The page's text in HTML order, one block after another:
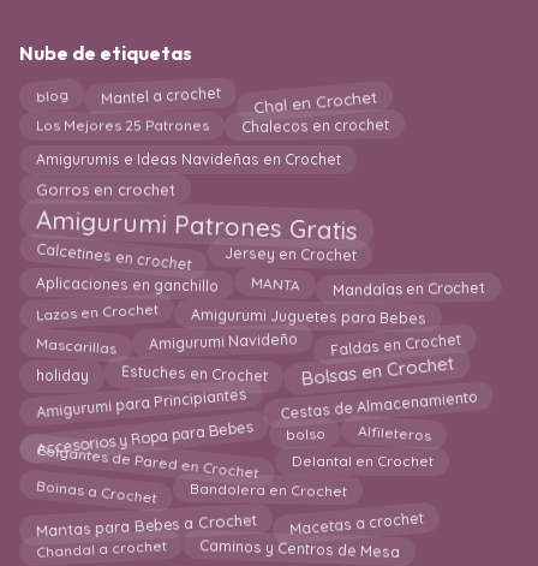
Nube de etiquetas
blog Mantel a crochet Chal en Crochet
Los Mejores 25 Patrones Chalecos en crochet
Amigurumis e Ideas Navideñas en Crochet
Gorros en crochet
Amigurumi Patrones Gratis
Calcetines en crochet Jersey en Crochet
Aplicaciones en ganchillo MANTA Mandalas en Crochet
Lazos en Crochet Amigurumi Juguetes para Bebes
Mascarillas Amigurumi Navideño Faldas en Crochet
holiday Estuches en Crochet Bolsas en Crochet
Amigurumi para Principiantes Cestas de Almacenamiento
Accesorios y Ropa para Bebes bolso Alfileteros
Colgantes de Pared en Crochet Delantal en Crochet
Boinas a Crochet Bandolera en Crochet
Mantas para Bebes a Crochet Macetas a crochet
Chandal a crochet Caminos y Centros de Mesa